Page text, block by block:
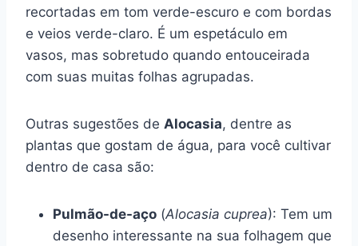
recortadas em tom verde-escuro e com bordas
e veios verde-claro. É um espetáculo em
vasos, mas sobretudo quando entouceirada
com suas muitas folhas agrupadas.
Outras sugestões de Alocasia, dentre as
plantas que gostam de água, para você cultivar
dentro de casa são:
Pulmão-de-aço (Alocasia cuprea): Tem um
desenho interessante na sua folhagem que